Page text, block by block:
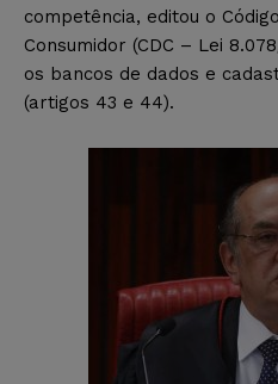
competência, editou o
Consumidor (CDC – Lei
os bancos de dados e
(artigos 43 e 44).